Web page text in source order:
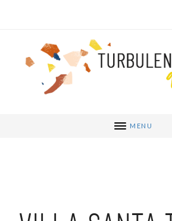
MENU